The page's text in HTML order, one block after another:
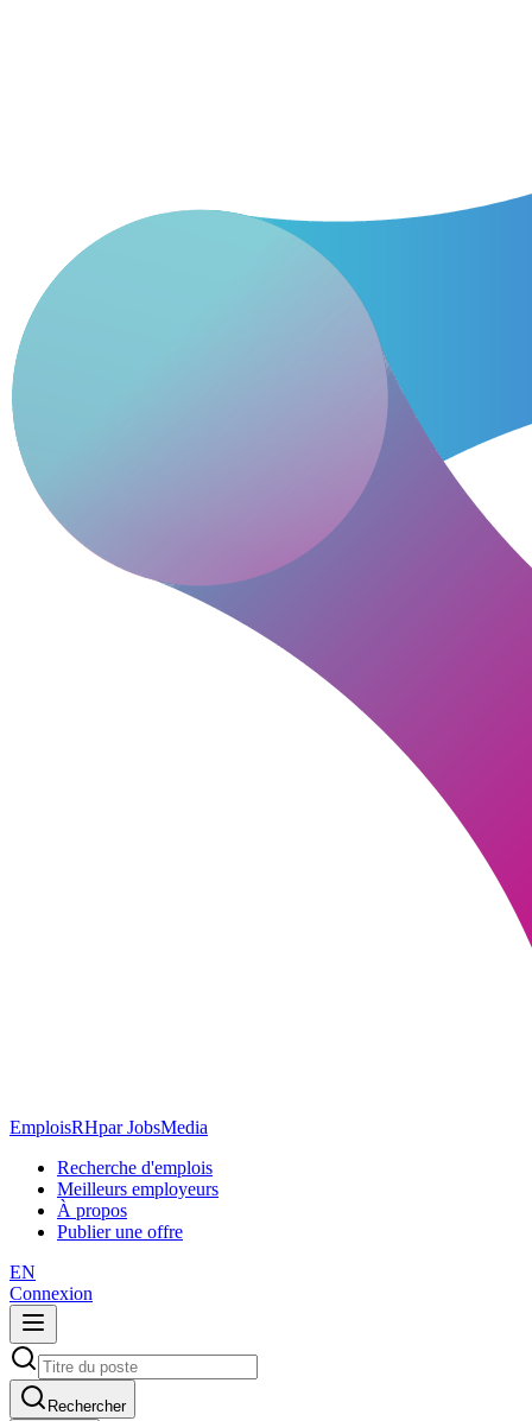
EmploisRHpar JobsMedia
Recherche d'emplois
Meilleurs employeurs
À propos
Publier une offre
EN
Connexion
Rechercher